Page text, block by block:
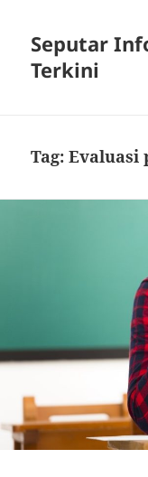
Seputar
Terkini
Tag:Evaluasi